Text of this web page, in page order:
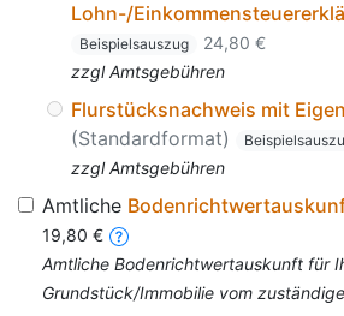
Lohn-/
Beispielsauszug
24,80 €
zzgl Amtsgebühren
Flurstücksnachweis mit
(Standardformat)
zzgl Amtsgebühren
Amtliche
19,80 €
Amtliche Bodenrichtwertauskunft für
Grundstück/Immobilie vom